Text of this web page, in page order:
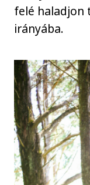
felé haladjon
irányába.